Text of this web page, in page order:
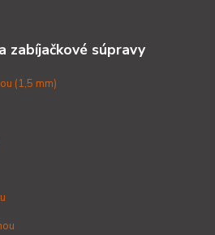
zabíjačkové súpravy
(1,5 mm)